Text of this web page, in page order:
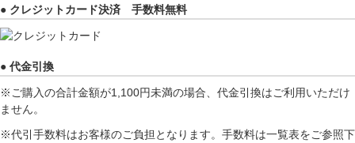
● クレジットカード決済 手数料無料
● 代金引換
※ご購入の合計金額が1,100円未満の場合、代金引換はご利用いただけ
ません。
※代引手数料はお客様のご負担となります。手数料は一覧表をご参照下